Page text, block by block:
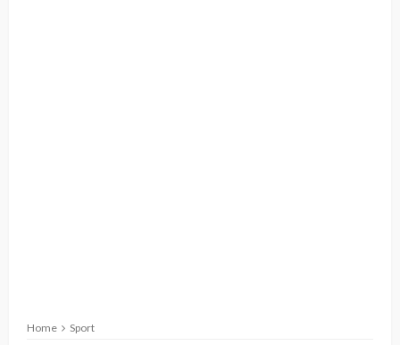
Home Sport